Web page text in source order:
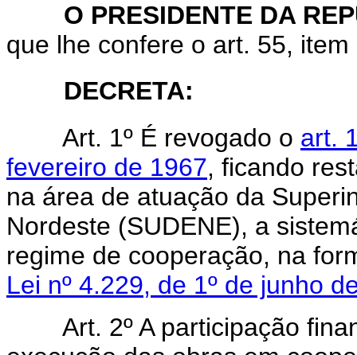
O PRESIDENTE DA
que lhe confere o art. 55,
DECRETA:
Art. 1º É revogado o art.
fevereiro de 1967, ficando
na área de atuação da
Nordeste (SUDENE), a
regime de cooperação, na
Lei nº 4.229, de 1º de junho
Art. 2º A participação